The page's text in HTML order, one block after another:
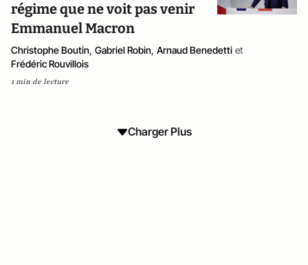
régime que ne voit pas venir
Emmanuel Macron
Christophe Boutin, Gabriel Robin, Arnaud Benedetti et
Frédéric Rouvillois
1 min de lecture
Charger Plus